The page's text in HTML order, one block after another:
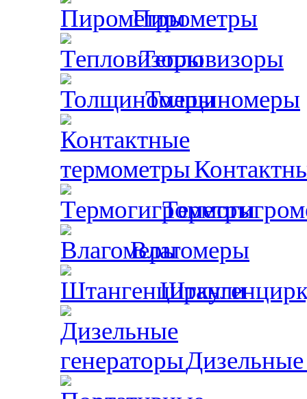
Пирометры
Тепловизоры
Толщиномеры
Влагомеры